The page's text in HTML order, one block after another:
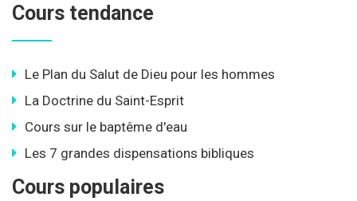
Cours tendance
Le Plan du Salut de Dieu pour les hommes
La Doctrine du Saint-Esprit
Cours sur le baptême d'eau
Les 7 grandes dispensations bibliques
Cours populaires